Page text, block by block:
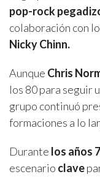
pop-rock
colaboración con
Nicky Chinn.
Aunque Chris
los 80 para seguir
grupo continuó
formaciones a lo
Durante los años
escenario clave